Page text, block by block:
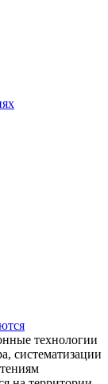
технологии
систематизации